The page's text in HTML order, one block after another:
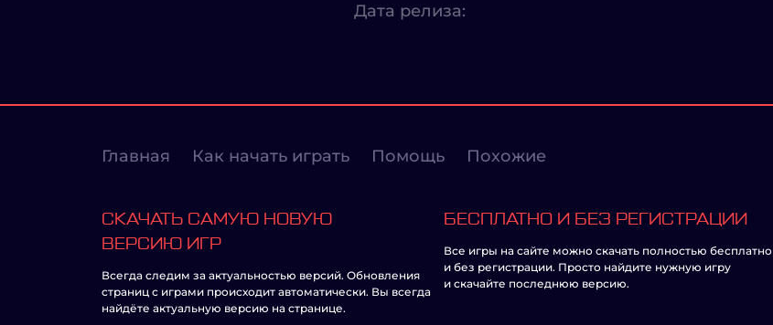
Дата релиза:
Главная Как начать играть Помощь Похожие
СКАЧАТЬ САМУЮ НОВУЮ
ВЕРСИЮ ИГР
Всегда следим за актуальностью версий. Обновления
страниц с играми происходит автоматически. Вы всегда
найдёте актуальную версию на странице.
БЕСПЛАТНО И БЕЗ РЕГИСТРАЦИИ
Все игры на сайте можно скачать полностью бесплатно
и без регистрации. Просто найдите нужную игру
и скачайте последнюю версию.